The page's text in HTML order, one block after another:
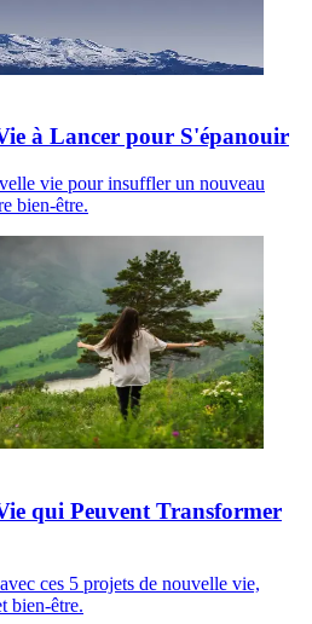
à Lancer pour S'épanouir
vie pour insuffler un nouveau
bien-être.
qui Peuvent Transformer
ces 5 projets de nouvelle vie,
bien-être.